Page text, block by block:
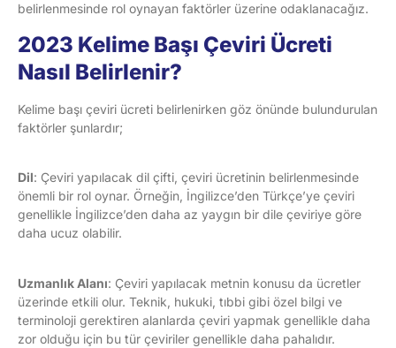
belirlenmesinde rol oynayan faktörler üzerine odaklanacağız.
2023 Kelime Başı Çeviri Ücreti
Nasıl Belirlenir?
Kelime başı çeviri ücreti belirlenirken göz önünde bulundurulan
faktörler şunlardır;
Dil: Çeviri yapılacak dil çifti, çeviri ücretinin belirlenmesinde
önemli bir rol oynar. Örneğin, İngilizce’den Türkçe’ye çeviri
genellikle İngilizce’den daha az yaygın bir dile çeviriye göre
daha ucuz olabilir.
Uzmanlık Alanı: Çeviri yapılacak metnin konusu da ücretler
üzerinde etkili olur. Teknik, hukuki, tıbbi gibi özel bilgi ve
terminoloji gerektiren alanlarda çeviri yapmak genellikle daha
zor olduğu için bu tür çeviriler genellikle daha pahalıdır.